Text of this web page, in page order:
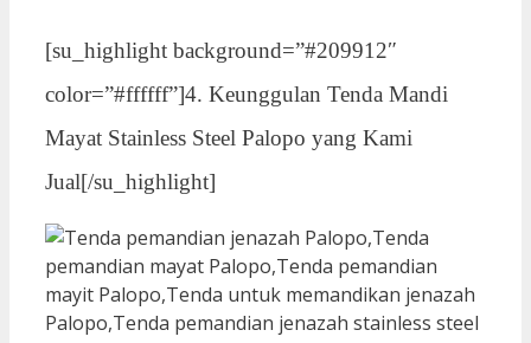
[su_highlight background=”#209912″
color=”#ffffff”]4. Keunggulan Tenda Mandi
Mayat Stainless Steel Palopo yang Kami
Jual[/su_highlight]